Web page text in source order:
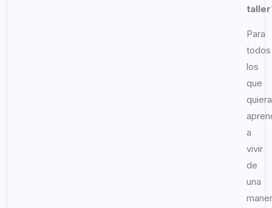
Para
todos
los
que
a
vivir
de
una